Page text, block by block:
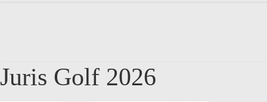
Juris Golf 2026